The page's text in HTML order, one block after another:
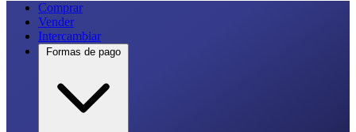
Comprar
Vender
Intercambiar
Formas de pago